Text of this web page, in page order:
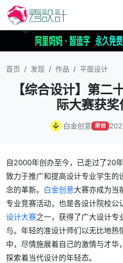
首页 发现 作品 平面设计
【综合设计】第二
际大赛获
白金创意 原创
自2000年创办至今，已走过了20年
致力于推广和提高设计专业学生的
念的革新。 白金创意大赛亦成为当
专业竞赛活动，也是各设计院校公
设计大赛之一，获得了广大设计专
与。年轻的准设计师们以无比地热
中，尽情施展着自己的激情与才华
探索着当代设计的年轻态。